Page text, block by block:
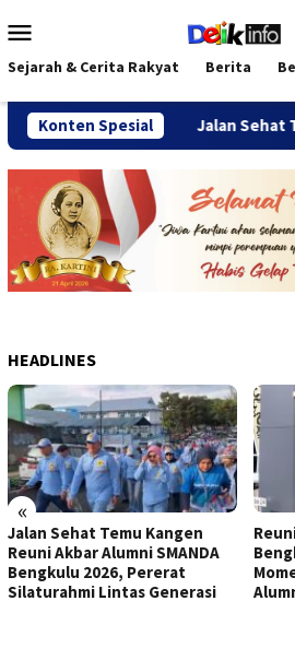
ke
kontenMobile
Sejarah & Cerita Rakyat Berita
Konten Spesial
Angkatan Jalan Sehat Temu
HEADLINES
«
Jalan Sehat Temu Kangen
Reuni Akbar Alumni SMANDA
Bengkulu 2026, Pererat
Silaturahmi Lintas Generasi